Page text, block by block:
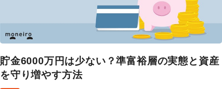
貯金6000万円は少ない？準富裕層の実態と資産
を守り増やす方法